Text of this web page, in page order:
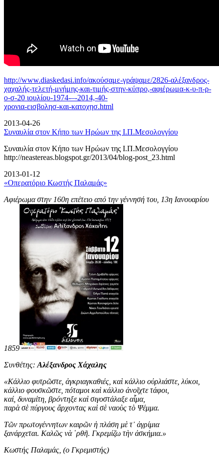
http://www.diaskedasi.info/ακούσαμε-γράψαμε/2826-αλέξανδρος-
χαχαλής-τελετή-μνήμης-και-τιμής-στην-κύπρο,-αφιέρωμα-κ-υ-π-ρ-
ο-σ-20 ιουλίου-1974-–-2014,-40-
χρονια-εισβολησ-και-κατοχησ.html
2013-04-26
Συναυλία στον Κήπο των Ηρώων της Ι.Π.Μεσολογγίου
Συναυλία στον Κήπο των Ηρώων της Ι.Π.Μεσολογγίου
http://neastereas.blogspot.gr/2013/04/blog-post_23.html
2013-01-12
«Οπερατόριο Κωστής Παλαμάς»
Αφιέρωμα στην 160η επέτειο από την γέννησή του, 13η Ιανουαρίου
1859
Συνθέτης: Αλέξανδρος Χάχαλης
«Κάλλιο φυτρῶστε, ἀγκριαγκαθιές, καὶ κάλλιο οὐρλιάστε, λύκοι,
κάλλιο φουσκῶστε, πόταμοι καὶ κάλλιο ἀνοῖχτε τάφοι,
καί, δυναμίτη, βρόντηξε καὶ σιγοστάλαξε αἷμα,
παρὰ σὲ πύργους ἄρχοντας καὶ σὲ ναοὺς τὸ Ψέμμα.
Τῶν πρωτογέννητων καιρῶν ἡ πλάση μὲ τ᾿ ἀγρίμια
ξανάρχεται. Καλῶς νὰ ῾ρθῆ. Γκρεμίζω τὴν ἀσκήμια.»
Κωστής Παλαμάς, (ο Γκρεμιστής)